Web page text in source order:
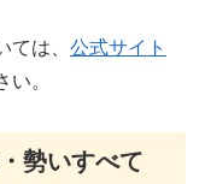
は、 公式サイト
い。
勢いすべて